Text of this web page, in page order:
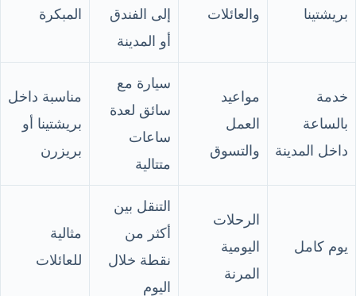
بريشتينا
والعائلات
إلى الفندق
أو المدينة
المبكرة
خدمة
بالساعة
داخل المدينة
مواعيد
العمل
والتسوق
سيارة مع
سائق لعدة
ساعات
متتالية
مناسبة داخل
بريشتينا أو
بريزرن
يوم كامل
الرحلات
اليومية
المرنة
التنقل بين
أكثر من
نقطة خلال
اليوم
مثالية
للعائلات